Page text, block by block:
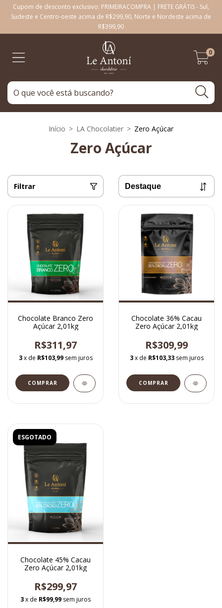
Cupom de desconto exclusivo: PRIMEIRACOMPRA | FRETE GRÁTIS - Sul,
Sudeste e Centro-oeste acima de R$299,90, Norte e Nordeste acima de
R$399,90
0
Início > LA Chocolatier > Zero Açúcar
Zero Açúcar
Filtrar
Chocolate Branco Zero
Açúcar 2,01kg
R$311,97
3 x de R$103,99 sem juros
Chocolate 36% Cacau
Zero Açúcar 2,01kg
R$309,99
3 x de R$103,33 sem juros
ESGOTADO
Chocolate 45% Cacau
Zero Açúcar 2,01kg
R$299,97
3x de R$99,99 sem juros